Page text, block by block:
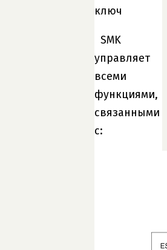
ключ
SMK
управляет
всеми
функциями,
связанными
с: